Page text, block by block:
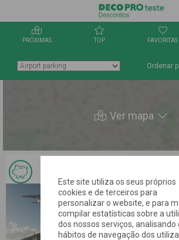
PRÓXIMAS TOP FAVORITAS
Ordenar
Ver mapa
guardares
a oferta
nos
favoritos
Este site utiliza os seus próprios
cookies e de terceiros para
personalizar o website, e para
compilar estatísticas sobre a
dos nossos serviços, analisando
hábitos de navegação dos